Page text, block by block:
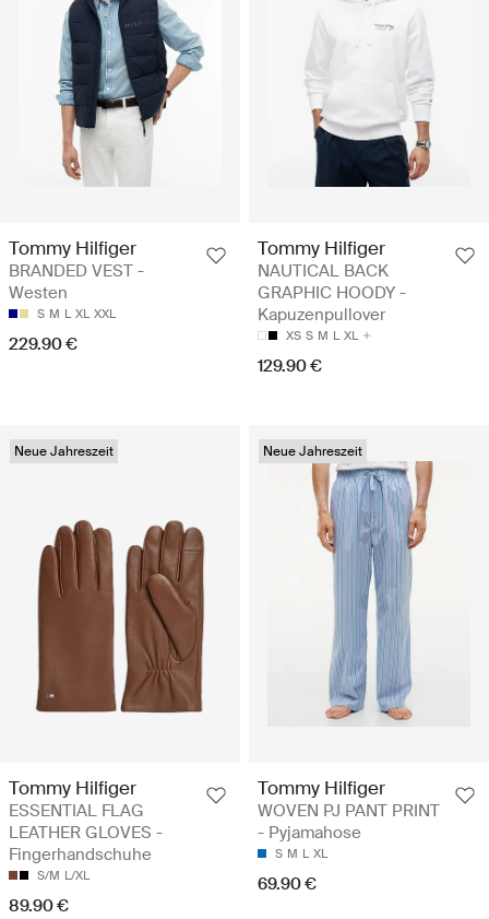
Tommy Hilfiger
BRANDED VEST -
Westen
S M L XL XXL
229.90 €
Tommy Hilfiger
NAUTICAL BACK
GRAPHIC HOODY -
Kapuzenpullover
XS S M L XL
129.90 €
Neue Jahreszeit
Tommy Hilfiger
ESSENTIAL FLAG
LEATHER GLOVES -
Fingerhandschuhe
S/M L/XL
89.90 €
Neue Jahreszeit
Tommy Hilfiger
WOVEN PJ PANT PRINT
- Pyjamahose
S M L XL
69.90 €